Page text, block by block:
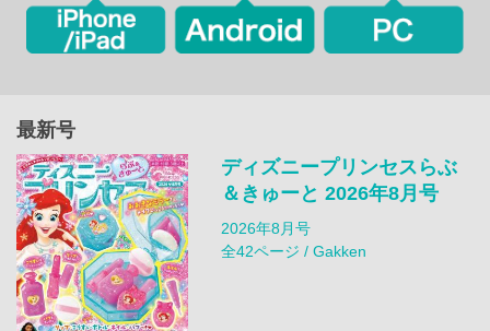
最新号
ディズニープリンセスらぶ
＆きゅーと 2026年8月号
2026年8月号
全42ページ / Gakken